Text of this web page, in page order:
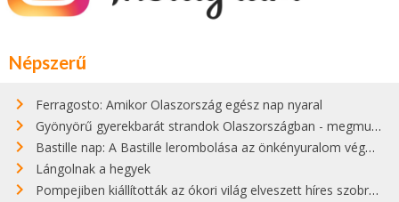
Népszerű
Ferragosto: Amikor Olaszország egész nap nyaral
Gyönyörű gyerekbarát strandok Olaszországban - megmutatjuk a 15 legjobbat
Bastille nap: A Bastille lerombolása az önkényuralom végét jelentette
Lángolnak a hegyek
Pompejiben kiállították az ókori világ elveszett híres szobrának másolatát